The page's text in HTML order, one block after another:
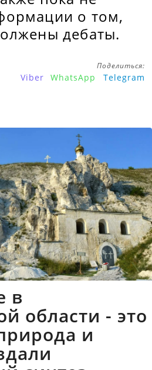
о том,
дебаты.
Поделиться:
Viber WhatsApp Telegram
в
области - это
и